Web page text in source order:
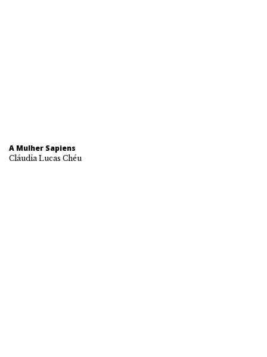
A Mulher Sapiens
Cláudia Lucas Chéu